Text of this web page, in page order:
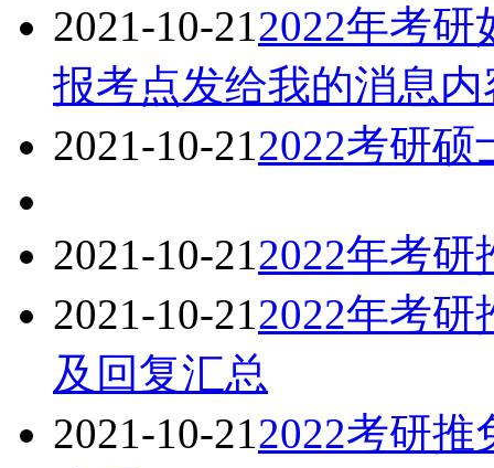
2021-10-212022年考
报考点发给我的消息内
2021-10-212022考研
2021-10-212022年考
2021-10-212022年考
及回复汇总
2021-10-212022考研